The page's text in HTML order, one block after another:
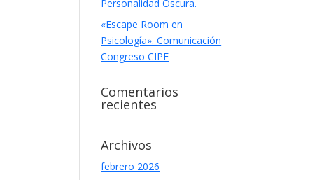
Personalidad Oscura.
«Escape Room en
Psicología». Comunicación
Congreso CIPE
Comentarios
recientes
Archivos
febrero 2026